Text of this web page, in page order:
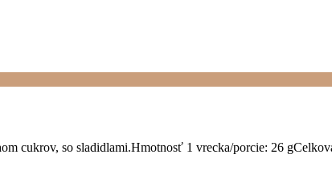
cukrov, so sladidlami.Hmotnosť 1 vrecka/porcie: 26